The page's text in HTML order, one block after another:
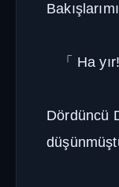
「 Ha yır!
Dördüncü